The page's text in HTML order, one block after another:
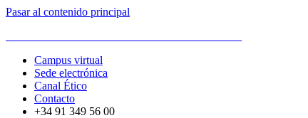
Pasar al contenido principal
Campus virtual
Sede electrónica
Canal Ético
Contacto
+34 91 349 56 00